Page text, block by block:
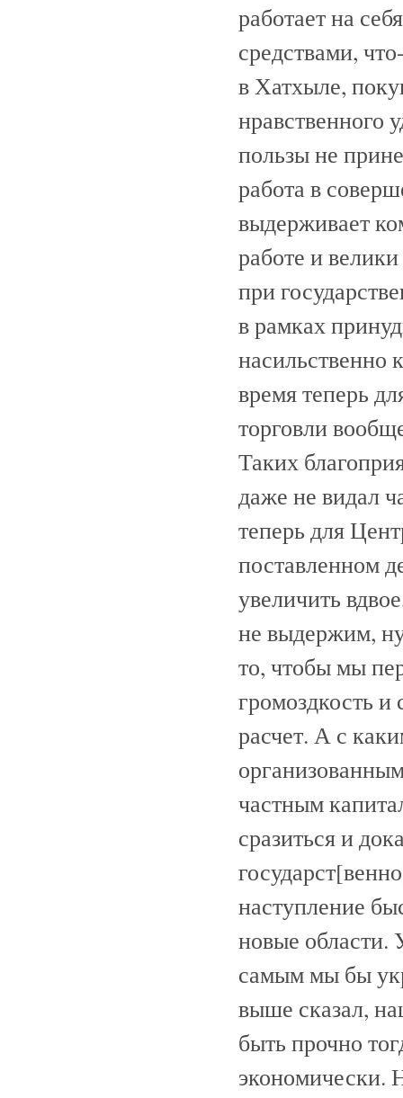
работает на
средствами,
в Хатхыле,
нравственного
пользы не
работа в
выдерживает
работе и
при
в рамках
насильственно
время теперь
торговли
Таких
даже не видал
теперь для
поставленном
увеличить
не выдержим,
то, чтобы мы
громоздкость и
расчет. А с
частным
сразиться и
наступление
новые области.
самым мы бы
выше сказал,
быть прочно
экономически.